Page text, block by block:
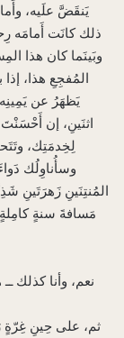
يَنقَضَّ علَيه،
ذلك كانَت أَمامَه
وبَينَما كان هذا
المُفجِعِ هذا،
يَظهَرُ عن
اثنَينِ، إن
لِخِدمَتِك،
وسأُناوِلُك
المُنتِنَينِ زَهرَتَينِ
مَسافةَ سنةٍ
نعم، وأنا كذلك
ثم، على حِينِ غِرّةٍ